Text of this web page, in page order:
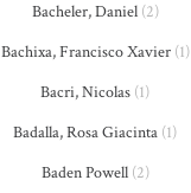
Bacheler, Daniel(2)
Bachixa, Francisco Xavier(1)
Bacri, Nicolas (1)
Badalla, Rosa Giacinta (1)
Baden Powell(2)